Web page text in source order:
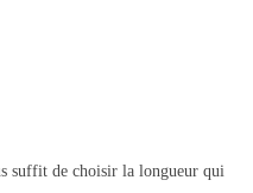
suffit de choisir la longueur qui